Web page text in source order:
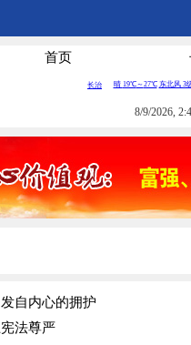
首页
8/9/2026,
自内心的拥护
法尊严